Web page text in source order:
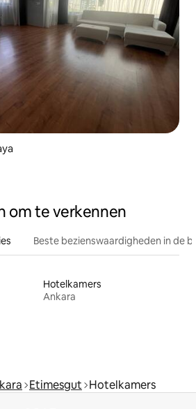
om te verkennen
Beste bezienswaardigheden in de
Hotelkamers
Ankara
Etimesgut Hotelkamers